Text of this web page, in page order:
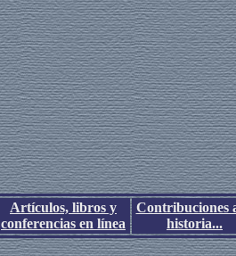
Artículos, libros y
conferencias en línea
Contribuciones
historia...